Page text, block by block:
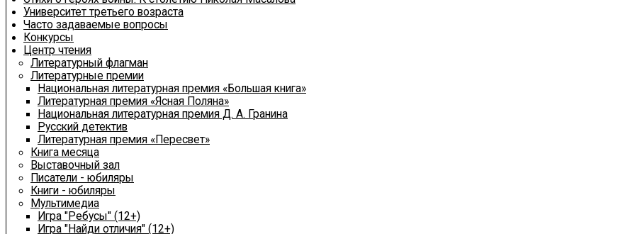
Университет третьего возраста
Часто задаваемые вопросы
Конкурсы
Центр чтения
Литературный флагман
Литературные премии
Национальная литературная премия «Большая книга»
Литературная премия «Ясная Поляна»
Национальная литературная премия Д. А. Гранина
Русский детектив
Литературная премия «Пересвет»
Книга месяца
Выставочный зал
Писатели - юбиляры
Книги - юбиляры
Мультимедиа
Игра "Ребусы" (12+)
Игра "Найди отличия" (12+)